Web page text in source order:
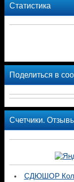
Статистика
Поделиться в
Счетчики.
СДЮШОР